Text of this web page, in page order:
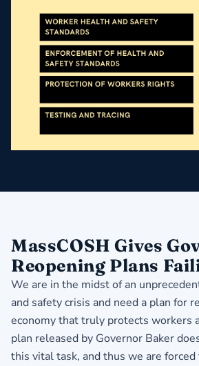
MassCOSH Gives
Reopening Plans
We are in the midst of an
and safety crisis and need a plan for
economy that truly protects workers
plan released by Governor Baker
this vital task, and thus we are